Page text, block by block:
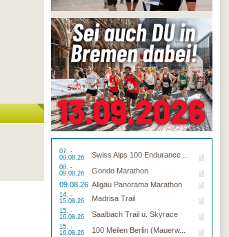
07. -
09.08.26
Swiss Alps 100 Endurance ...
08. -
09.08.26
Gondo Marathon
09.08.26 Allgäu Panorama Marathon
14. -
15.08.26
Madrisa Trail
15. -
16.08.26
Saalbach Trail u. Skyrace
15. -
16.08.26
100 Meilen Berlin (Mauerw...